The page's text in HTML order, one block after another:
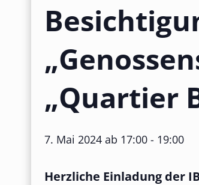
„Quartier
7. Mai 2024 ab 17:00 - 19:00
Herzliche Einladung der